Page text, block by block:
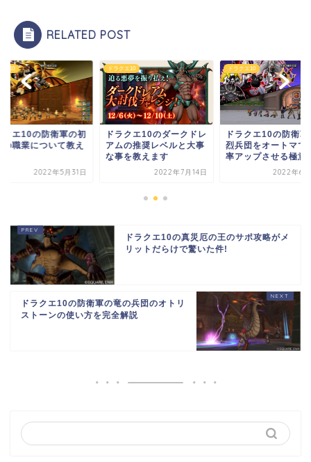
RELATED POST
エ10
クエ10のダークドレ
の推奨レベルと大事
2022年7月14日
ドラクエ10
ドラクエ10の防衛軍の華
烈兵団をオートマで防衛
率アップさせる極意!
2022年6月24日
ドラクエ10
ドラクエ10の防衛軍
心者の職業について
ます
2022年5
ドラクエ10の真災厄の王のサポ攻略がメ
リットだらけで驚いた件!
ドラクエ10の防衛軍の竜の兵団のオトリ
ストーンの使い方を完全解説